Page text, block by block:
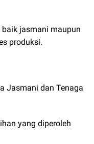
jasmani maupun
produksi.
Jasmani dan Tenaga
yang diperoleh